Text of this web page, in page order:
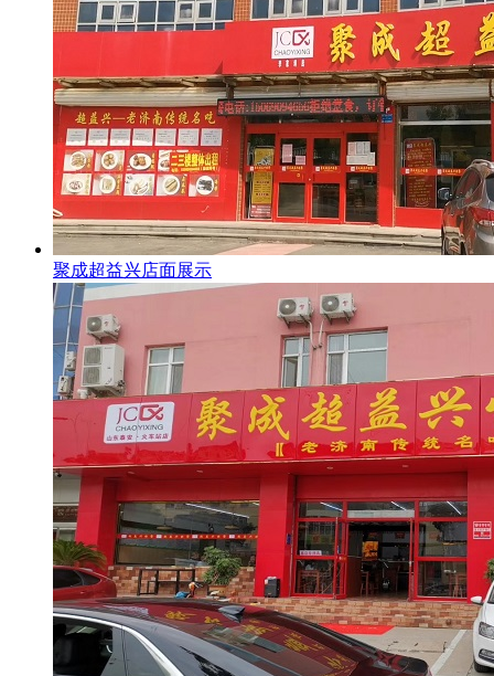
聚成超益兴店面展示